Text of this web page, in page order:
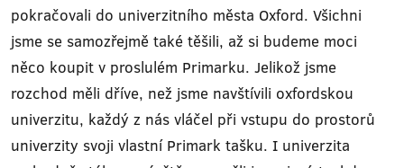
pokračovali do univerzitního města Oxford. Všichni
jsme se samozřejmě také těšili, až si budeme moci
něco koupit v proslulém Primarku. Jelikož jsme
rozchod měli dříve, než jsme navštívili oxfordskou
univerzitu, každý z nás vláčel při vstupu do prostorů
univerzity svoji vlastní Primark tašku. I univerzita